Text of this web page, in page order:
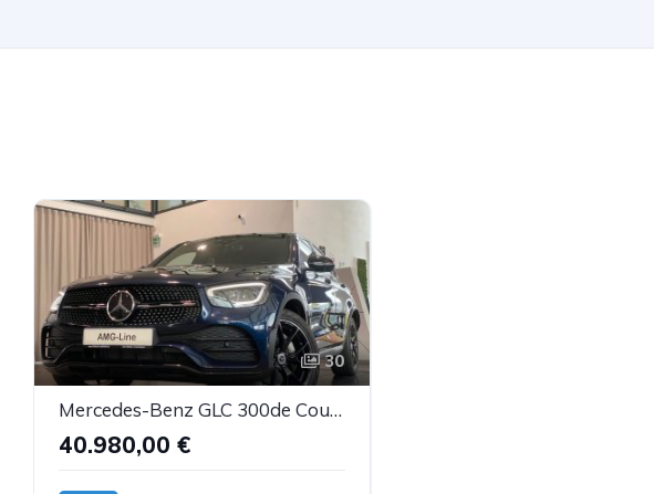
30
Mercedes-Benz GLC 300de Coupé AMG Airm. Burm. Sbel HUD DTR AHK
40.980,00 €